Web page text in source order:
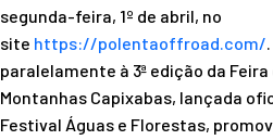
segunda-feira, 1º de abril, no
site https://polentaoffroad.com/
paralelamente à 3ª edição da
Montanhas Capixabas, lançada
Festival Águas e Florestas,